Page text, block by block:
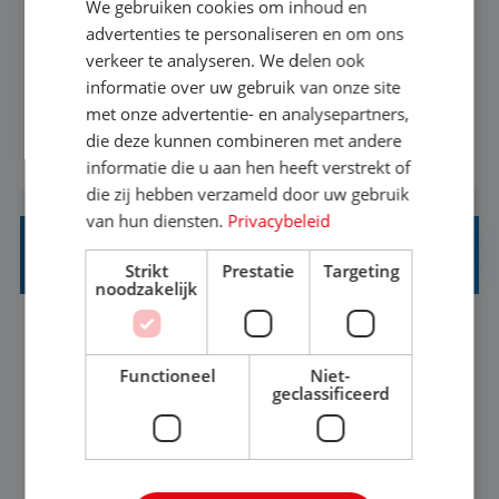
Met jouw ervaring in de reisbranche of
achtergrond in toerisme ben je klaar voor de
volgende stap. Vanaf je stoel reis je de hele
wereld over en speel je moeiteloos in op de
wensen van je team, je klant en wat er in de
reiswereld gebeurt. Met je enthousiasme weet je
klanten te overtuigen om die droomreis te
boeken! ...
BEKIJK VACATURE
REISADVISEUR ALLROUND
Aalsmeer, Noord-Holland, Nederland
33-36 uur
MBO
Een vakantie plannen is het leukste dat er is. Of
het nu voor jezelf is, of voor een ander: jij vindt
We gebruiken cookies om inhoud en
advertenties te personaliseren en om ons
verkeer te analyseren. We delen ook
informatie over uw gebruik van onze site
met onze advertentie- en analysepartners,
die deze kunnen combineren met andere
informatie die u aan hen heeft verstrekt of
die zij hebben verzameld door uw gebruik
van hun diensten. Privacybeleid
Strikt
noodzakelijk
Prestatie Targeting
Functioneel
Niet-
geclassificeerd